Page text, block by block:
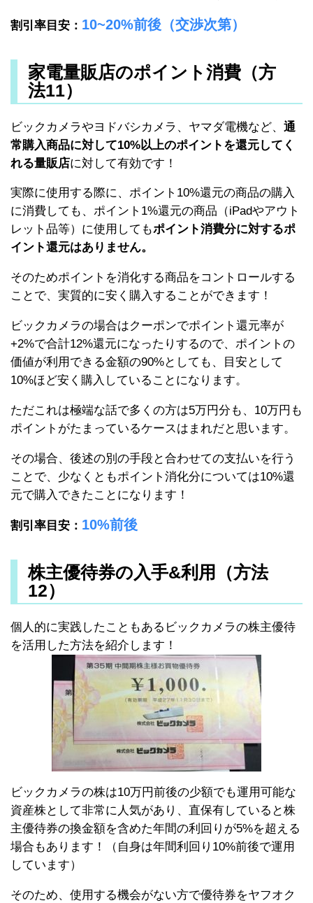
割引率目安： 10~20%前後（交渉次第）
家電量販店のポイント消費（方
法11）
ビックカメラやヨドバシカメラ、ヤマダ電機など、 通
常購入商品に対して10%以上のポイントを還元してく
れる量販店に対して有効です！
実際に使用する際に、ポイント10%還元の商品の購入
に消費しても、ポイント1%還元の商品（iPadやアウト
レット品等）に使用してもポイント消費分に対するポ
イント還元はありません。
そのためポイントを消化する商品をコントロールする
ことで、実質的に安く購入することができます！
ビックカメラの場合はクーポンでポイント還元率が
+2%で合計12%還元になったりするので、ポイントの
価値が利用できる金額の90%としても、目安として
10%ほど安く購入していることになります。
ただこれは極端な話で多くの方は5万円分も、10万円も
ポイントがたまっているケースはまれだと思います。
その場合、後述の別の手段と合わせての支払いを行う
ことで、少なくともポイント消化分については10%還
元で購入できたことになります！
割引率目安： 10%前後
株主優待券の入手&利用（方法
12）
個人的に実践したこともあるビックカメラの株主優待
を活用した方法を紹介します！
ビックカメラの株は10万円前後の少額でも運用可能な
資産株として非常に人気があり、直保有していると株
主優待券の換金額を含めた年間の利回りが5%を超える
場合もあります！（自身は年間利回り10%前後で運用
しています）
そのため、使用する機会がない方で優待券をヤフオク